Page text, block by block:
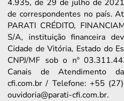
4.935, de 29 de julho de
de correspondentes no país.
PARATI CRÉDITO,
S/A, instituição financeira
Cidade de Vitória, Estado do
CNPJ/MF sob o nº
Canais de Atendimento
cfi.com.br / Telefone: +55
ouvidoria@parati-cfi.com.br.